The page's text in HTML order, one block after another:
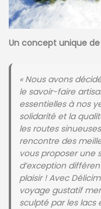
Un concept unique de
« Nous avons
le savoir-faire
essentielles à nos
solidarité et la
les routes
rencontre des
vous proposer une
d’exception
plaisir ! Avec
voyage gustatif
sculpté par les lacs